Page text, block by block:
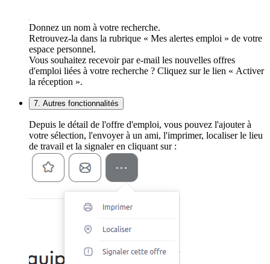
Donnez un nom à votre recherche.
Retrouvez-la dans la rubrique « Mes alertes emploi » de votre
espace personnel.
Vous souhaitez recevoir par e-mail les nouvelles offres
d'emploi liées à votre recherche ? Cliquez sur le lien « Activer
la réception ».
7. Autres fonctionnalités
Depuis le détail de l'offre d'emploi, vous pouvez l'ajouter à
votre sélection, l'envoyer à un ami, l'imprimer, localiser le lieu
de travail et la signaler en cliquant sur :